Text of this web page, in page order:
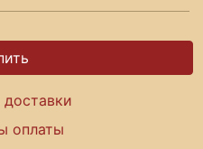
оплаты